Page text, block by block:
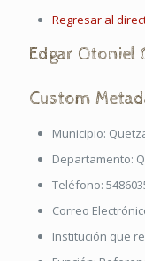
Regresar al
Edgar Otoniel
Custom
Municipio:
Departamento:
Teléfono:
Correo
Institución que